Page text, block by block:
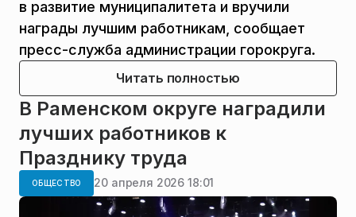
в развитие муниципалитета и вручили
награды лучшим работникам, сообщает
пресс-служба администрации горокруга.
Читать полностью
В Раменском округе наградили
лучших работников к
Празднику труда
ОБЩЕСТВО 20 апреля 2026 18:01